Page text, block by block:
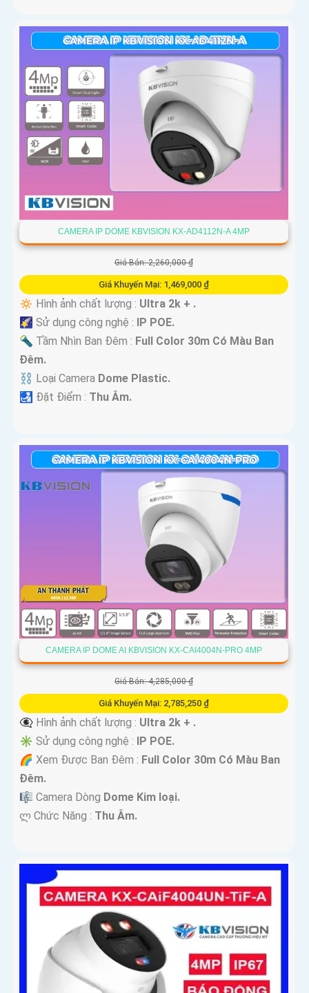
CAMERA IP DOME KBVISION KX-AD4112N-A 4MP
Giá Bán: 2,260,000 ₫
Giá Khuyến Mại: 1,469,000 ₫
🔅 Hình ảnh chất lượng : Ultra 2k + .
🌠 Sử dụng công nghệ :
IP POE.
🔦 Tầm Nhìn Ban Đêm : Full Color 30m Có Màu Ban
Ðêm.
⛓ Loại Camera Dome Plastic.
️🛃 Đặt Điểm : Thu Âm.
CAMERA IP DOME AI KBVISION KX-CAI4004N-PRO 4MP
Giá Bán: 4,285,000 ₫
Giá Khuyến Mại: 2,785,250 ₫
👁️‍🗨 Hình ảnh chất lượng : Ultra 2k + .
✳️ Sử dụng công nghệ :
IP POE.
🌈 Xem Được Ban Đêm : Full Color 30m Có Màu Ban
Ðêm.
🎼️ Camera Dòng Dome Kim loại.
️ლ Chức Năng : Thu Âm.